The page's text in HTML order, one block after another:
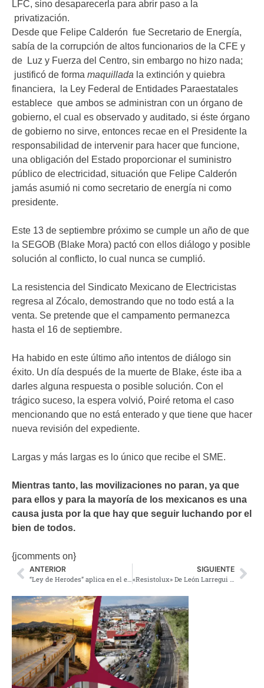
LFC, sino desaparecerla para abrir paso a la
privatización.
Desde que Felipe Calderón fue Secretario de Energía,
sabía de la corrupción de altos funcionarios de la CFE y
de Luz y Fuerza del Centro, sin embargo no hizo nada;
justificó de forma maquillada la extinción y quiebra
financiera, la Ley Federal de Entidades Paraestatales
establece que ambos se administran con un órgano de
gobierno, el cual es observado y auditado, si éste órgano
de gobierno no sirve, entonces recae en el Presidente la
responsabilidad de intervenir para hacer que funcione,
una obligación del Estado proporcionar el suministro
público de electricidad, situación que Felipe Calderón
jamás asumió ni como secretario de energía ni como
presidente.
Este 13 de septiembre próximo se cumple un año de que
la SEGOB (Blake Mora) pactó con ellos diálogo y posible
solución al conflicto, lo cual nunca se cumplió.
La resistencia del Sindicato Mexicano de Electricistas
regresa al Zócalo, demostrando que no todo está a la
venta. Se pretende que el campamento permanezca
hasta el 16 de septiembre.
Ha habido en este último año intentos de diálogo sin
éxito. Un día después de la muerte de Blake, éste iba a
darles alguna respuesta o posible solución. Con el
trágico suceso, la espera volvió, Poiré retoma el caso
mencionando que no está enterado y que tiene que hacer
nueva revisión del expediente.
Largas y más largas es lo único que recibe el SME.
Mientras tanto, las movilizaciones no paran, ya que
para ellos y para la mayoría de los mexicanos es una
causa justa por la que hay que seguir luchando por el
bien de todos.
{jcomments on}
ANTERIOR
SIGUIENTE